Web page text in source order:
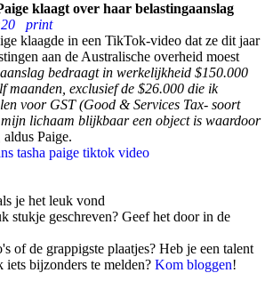
klaagt over haar belastingaanslag
print
klaagde in een TikTok-video dat ze dit jaar
aan de Australische overheid moest
bedraagt in werkelijkheid $150.000
maanden, exclusief de $26.000 die ik
voor GST (Good & Services Tax- soort
lichaam blijkbaar een object is waardoor
aldus Paige.
tasha paige tiktok video
je het leuk vond
stukje geschreven? Geef het door in de
of de grappigste plaatjes? Heb je een talent
bijzonders te melden? Kom bloggen!